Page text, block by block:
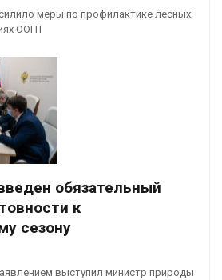
меры по профилактике лесных
ООПТ
обязательный
к
сезону
выступил министр природы